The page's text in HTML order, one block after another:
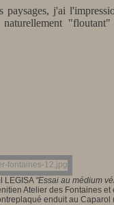
paysages, j'ai
LEGISA "Essai au médium
Atelier des Fontaines
enduit au Caparol